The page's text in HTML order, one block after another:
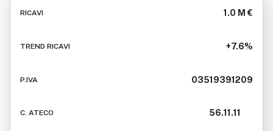
RICAVI 1.0 M €
TREND RICAVI +7.6%
P.IVA 03519391209
C. ATECO 56.11.11